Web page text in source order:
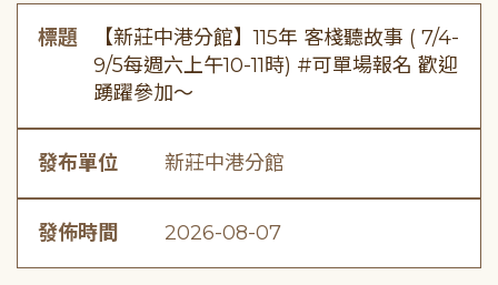
標題
【新莊中港分館】115年 客棧聽故事 ( 7/4-
9/5每週六上午10-11時) #可單場報名 歡迎
踴躍參加～
發布單位 新莊中港分館
發佈時間 2026-08-07